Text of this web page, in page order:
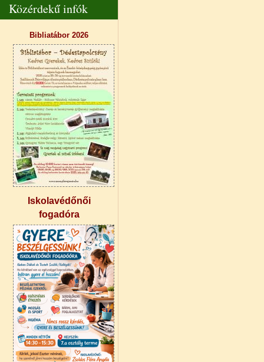
Közérdekű infók
Bibliatábor 2026
Iskolavédőnői
fogadóra